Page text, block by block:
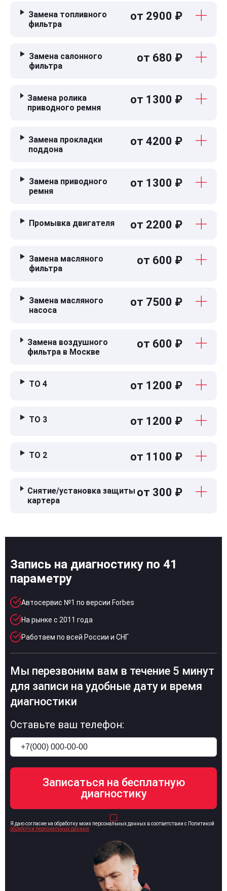
Замена топливного
фильтра
от 2900 ₽
Замена салонного
фильтра
от 680 ₽
Замена ролика
приводного ремня
от 1300 ₽
Замена прокладки
поддона
от 4200 ₽
Замена приводного
ремня
от 1300 ₽
Промывка двигателя от 2200 ₽
Замена масляного
фильтра
от 600 ₽
Замена масляного
насоса
от 7500 ₽
Замена воздушного
фильтра в Москве
от 600 ₽
ТО 4 от 1200 ₽
ТО 3 от 1200 ₽
ТО 2 от 1100 ₽
Снятие/установка защиты
картера
от 300 ₽
Запись на диагностику по 41
параметру
Автосервис №1 по версии Forbes
На рынке с 2011 года
Работаем по всей России и СНГ
Мы перезвоним вам в течение 5 минут
для записи на удобные дату и время
диагностики
Оставьте ваш телефон:
Я даю согласие на обработку моих персональных данных в соответствии с Политикой
обработки персональных данных